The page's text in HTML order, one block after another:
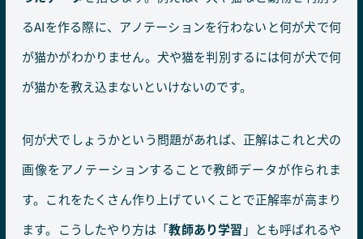
るAIを作る際に、アノテーションを行わないと何が犬で何
が猫かがわかりません。犬や猫を判別するには何が犬で何
が猫かを教え込まないといけないのです。
何が犬でしょうかという問題があれば、正解はこれと犬の
画像をアノテーションすることで教師データが作られま
す。これをたくさん作り上げていくことで正解率が高まり
ます。こうしたやり方は「教師あり学習 」とも呼ばれるや